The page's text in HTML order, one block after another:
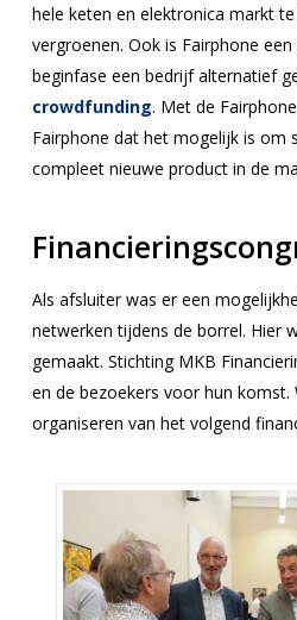
hele keten en elektronica markt
vergroenen. Ook is Fairphone
beginfase een bedrijf alternatief
crowdfunding. Met de
Fairphone dat het mogelijk is om
compleet nieuwe product in de
Als afsluiter was er een
netwerken tijdens de borrel. Hier
gemaakt. Stichting MKB
en de bezoekers voor hun komst.
organiseren van het volgend